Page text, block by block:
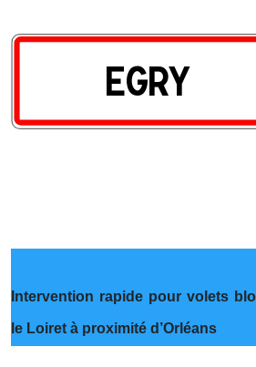
Intervention rapide pour volets
le Loiret à proximité d’Orléans